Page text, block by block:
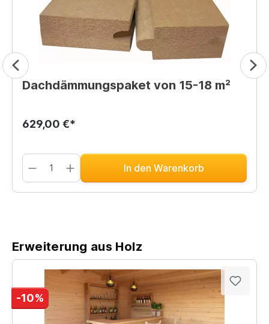
Dachdämmungspaket von 15-18 m²
629,00 €*
In den Warenkorb
Erweiterung aus Holz
-10%